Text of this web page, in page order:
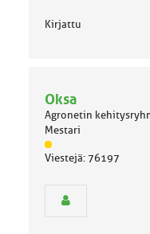
Kirjattu
Oksa
Agronetin
Mestari
J
ä
Viestejä: 76197